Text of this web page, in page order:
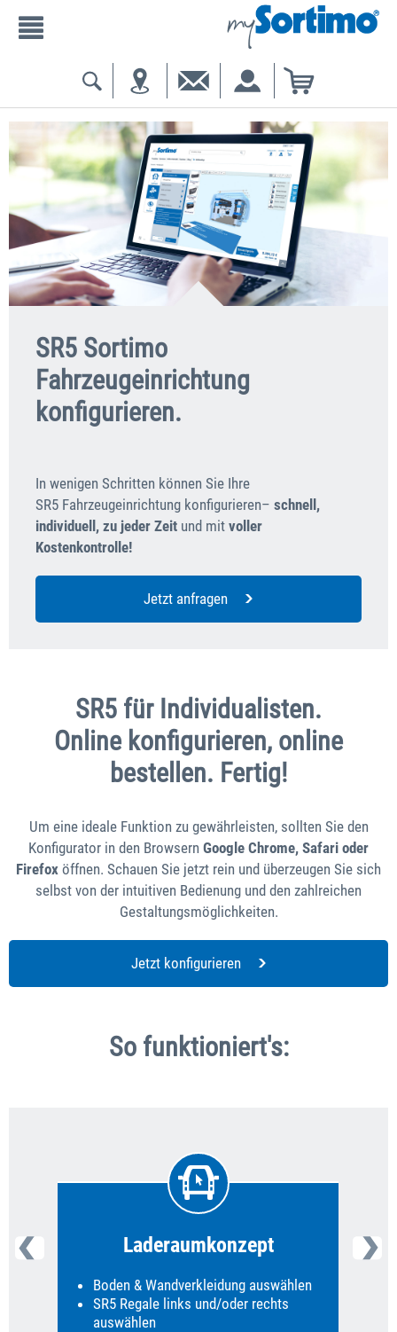
SR5 Sortimo
Fahrzeugeinrichtung
konfigurieren.
In wenigen Schritten können Sie Ihre
SR5 Fahrzeugeinrichtung konfigurieren– schnell,
individuell, zu jeder Zeit und mit voller
Kostenkontrolle!
Jetzt anfragen
SR5 für Individualisten.
Online konfigurieren, online
bestellen. Fertig!
Um eine ideale Funktion zu gewährleisten, sollten Sie den
Konfigurator in den Browsern Google Chrome, Safari oder
Firefox öffnen. Schauen Sie jetzt rein und überzeugen Sie sich
selbst von der intuitiven Bedienung und den zahlreichen
Gestaltungsmöglichkeiten.
Jetzt konfigurieren
So funktioniert's:
Laderaumkonzept
Boden & Wandverkleidung auswählen
SR5 Regale links und/oder rechts
auswählen